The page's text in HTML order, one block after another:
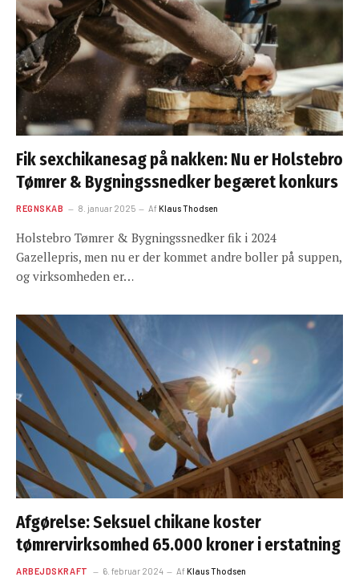
Fik sexchikanesag på nakken: Nu er Holstebro
Tømrer & Bygningssnedker begæret konkurs
REGNSKAB 8. januar 2025 AfKlaus Thodsen
Holstebro Tømrer & Bygningssnedker fik i 2024
Gazellepris, men nu er der kommet andre boller på suppen,
og virksomheden er…
Afgørelse: Seksuel chikane koster
tømrervirksomhed 65.000 kroner i erstatning
ARBEJDSKRAFT 6. februar 2024 AfKlaus Thodsen